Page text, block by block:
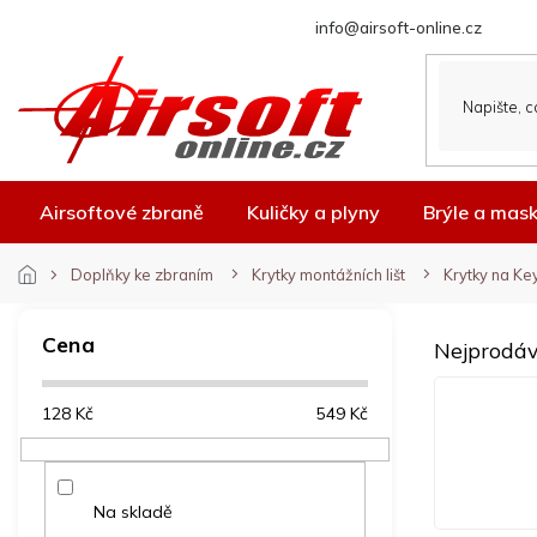
info@airsoft-online.cz
Airsoftové zbraně Kuličky a plyny Brýle a
Doplňky ke zbraním Krytky montážních lišt Krytky na
a
Cena
128 Kč 549 Kč
Na skladě